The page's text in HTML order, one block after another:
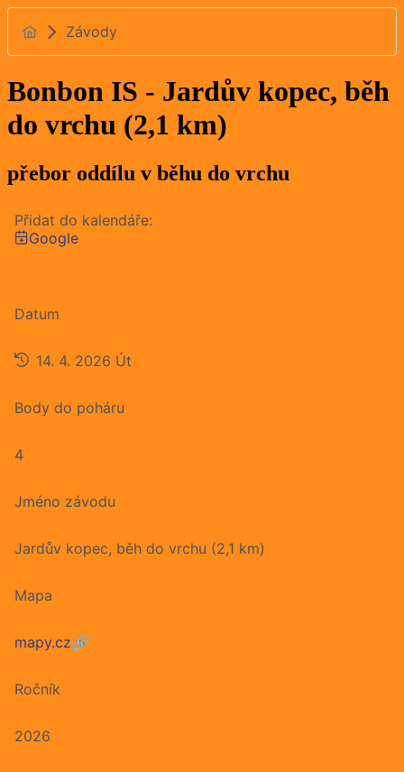
Závody
Bonbon IS - Jardův kopec, běh
do vrchu (2,1 km)
přebor oddílu v běhu do vrchu
Přidat do kalendáře:
Google
Datum
14. 4. 2026 Út
Body do poháru
4
Jméno závodu
Jardův kopec, běh do vrchu (2,1 km)
Mapa
mapy.cz🔗
Ročník
2026